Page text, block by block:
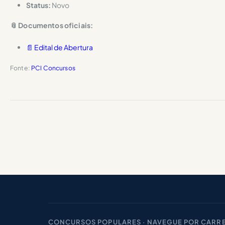
Status: Novo
📎 Documentos oficiais:
📄 Edital de Abertura
Fonte: PCI Concursos
CONCURSOS POPULARES · NAVEGUE POR